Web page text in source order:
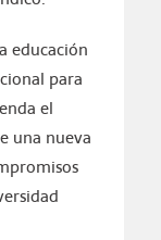
educación
para
el
una nueva